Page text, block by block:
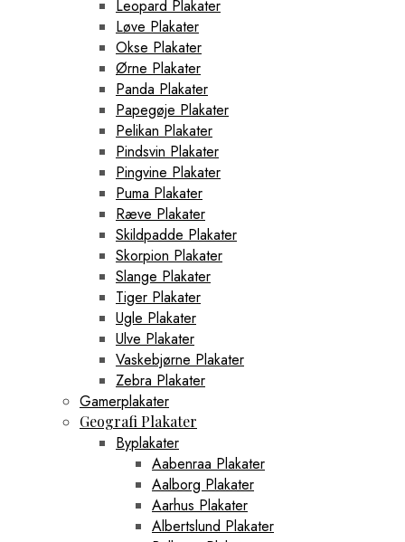
Leopard Plakater
Løve Plakater
Okse Plakater
Ørne Plakater
Panda Plakater
Papegøje Plakater
Pelikan Plakater
Pindsvin Plakater
Pingvine Plakater
Puma Plakater
Ræve Plakater
Skildpadde Plakater
Skorpion Plakater
Slange Plakater
Tiger Plakater
Ugle Plakater
Ulve Plakater
Vaskebjørne Plakater
Zebra Plakater
Gamerplakater
Geografi Plakater
Byplakater
Aabenraa Plakater
Aalborg Plakater
Aarhus Plakater
Albertslund Plakater